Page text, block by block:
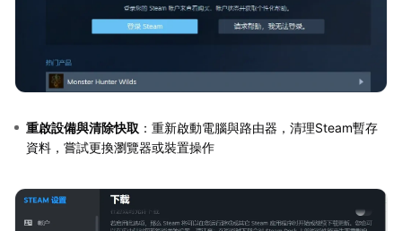
重啟設備與清除快取 ：重新啟動電腦與路由器，清理Steam暫存
資料，嘗試更換瀏覽器或裝置操作